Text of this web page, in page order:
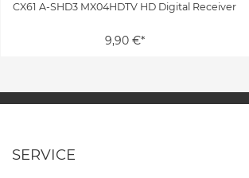
CX61 A-SHD3 MX04HDTV HD Digital Receiver
9,90 €*
SERVICE